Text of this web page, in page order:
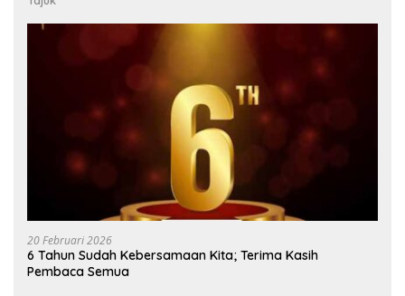
20 Februari 2026
6 Tahun Sudah Kebersamaan Kita; Terima Kasih
Pembaca Semua